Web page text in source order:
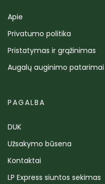
Apie
Privatumo politika
Pristatymas ir grąžinimas
Augalų auginimo patarimai
PAGALBA
DUK
Užsakymo būsena
Kontaktai
LP Express siuntos sekimas